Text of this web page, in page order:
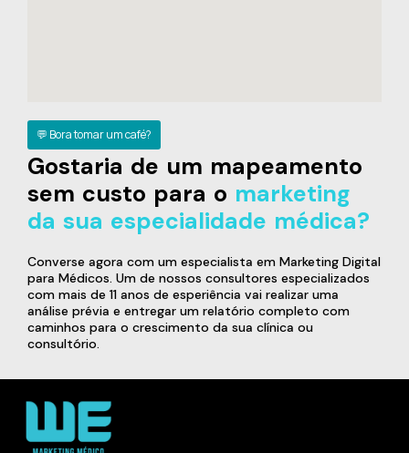
💬 Bora tomar um café?
Gostaria de um mapeamento
sem custo para o marketing
da sua especialidade médica?
Converse agora com um especialista em Marketing Digital
para Médicos. Um de nossos consultores especializados
com mais de 11 anos de esperiência vai realizar uma
análise prévia e entregar um relatório completo com
caminhos para o crescimento da sua clínica ou
consultório.